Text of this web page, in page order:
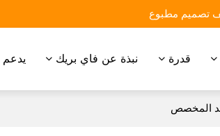
قدرة نبذة عن فاي بريك يدعم
المخصص